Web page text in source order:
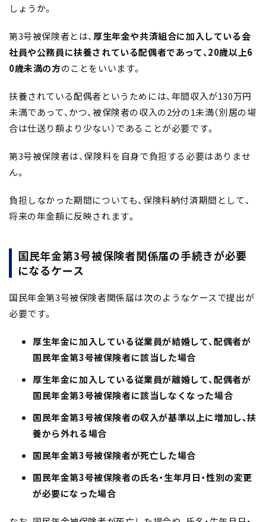
しょうか。
第3号被保険者とは、厚生年金や共済組合に加入している会
社員や公務員に扶養されている配偶者であって、20歳以上6
0歳未満の方のことをいいます。
扶養されている配偶者というためには、年間収入が130万円
未満であって、かつ、被保険者の収入の2分の1未満（別居の場
合は仕送り額より少ない）であることが必要です。
第3号被保険者は、保険料を自身で負担する必要はありませ
ん。
負担しなかった期間についても、保険料納付済期間として、
将来の年金額に反映されます。
国民年金第3号被保険者関係届の手続きが必要
になるケース
国民年金第3号被保険者関係届は次のようなケースで提出が
必要です。
厚生年金に加入している従業員が結婚して、配偶者が
国民年金第3号被保険者に該当した場合
厚生年金に加入している従業員が離婚して、配偶者が
国民年金第3号被保険者に該当しなくなった場合
国民年金第3号被保険者の収入が基準以上に増加し、扶
養から外れる場合
国民年金第3号被保険者が死亡した場合
国民年金第3号被保険者の氏名・生年月日・性別の変更
が必要になった場合